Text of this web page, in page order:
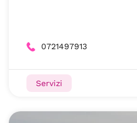
0721497913
Servizi